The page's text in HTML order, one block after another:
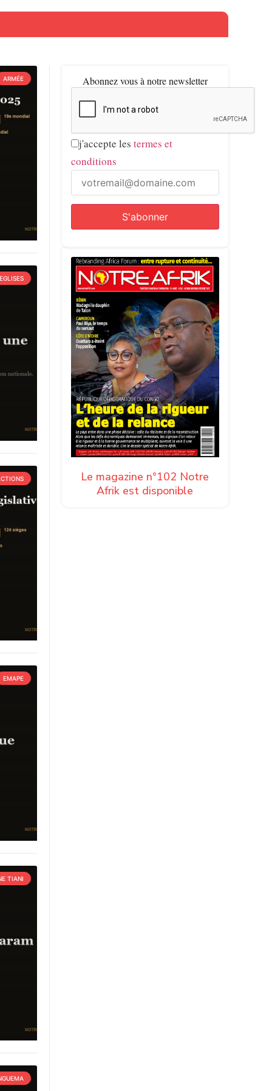
ARMÉE
EMAPE
TIANI
Abonnez vous à notre newsletter
j'accepte les termes et
conditions
Le magazine n°102 Notre
Afrik est disponible